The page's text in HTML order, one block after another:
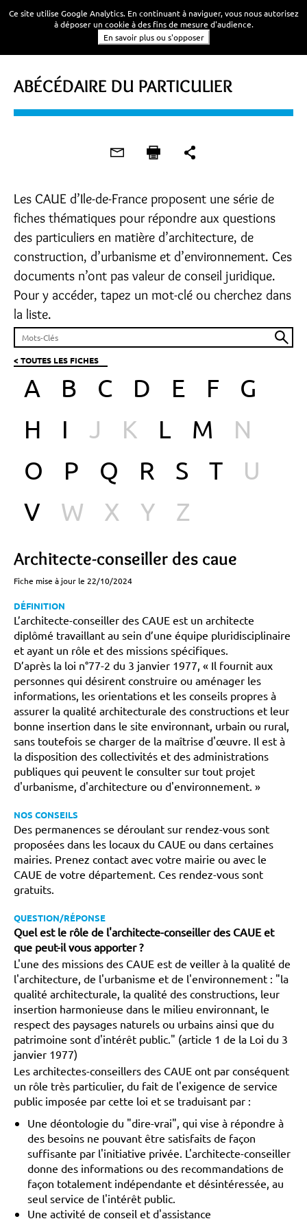
ABÉCÉDAIRE DU PARTICULIER
Les CAUE d’Ile-de-France proposent une série de
fiches thématiques pour répondre aux questions
des particuliers en matière d’architecture, de
construction, d’urbanisme et d’environnement. Ces
documents n’ont pas valeur de conseil juridique.
Pour y accéder, tapez un mot-clé ou cherchez dans
la liste.
< TOUTES LES FICHES
A B C D E F
G
H
I J K L M
N
O
P Q R S T
U
V
W X Y Z
Architecte-conseiller des caue
Fiche mise à jour le 22/10/2024
DÉFINITION
L’architecte-conseiller des CAUE est un architecte
diplômé travaillant au sein d’une équipe pluridisciplinaire
et ayant un rôle et des missions spécifiques.
D’après la loi n°77-2 du 3 janvier 1977, « Il fournit aux
personnes qui désirent construire ou aménager les
informations, les orientations et les conseils propres à
assurer la qualité architecturale des constructions et leur
bonne insertion dans le site environnant, urbain ou rural,
sans toutefois se charger de la maîtrise d'œuvre. Il est à
la disposition des collectivités et des administrations
publiques qui peuvent le consulter sur tout projet
d'urbanisme, d'architecture ou d'environnement. »
NOS CONSEILS
Des permanences se déroulant sur rendez-vous sont
proposées dans les locaux du CAUE ou dans certaines
mairies. Prenez contact avec votre mairie ou avec le
CAUE de votre département. Ces rendez-vous sont
gratuits.
QUESTION/RÉPONSE
Quel est le rôle de l'architecte-conseiller des CAUE et
que peut-il vous apporter ?
L'une des missions des CAUE est de veiller à la qualité de
l'architecture, de l'urbanisme et de l'environnement : "la
qualité architecturale, la qualité des constructions, leur
insertion harmonieuse dans le milieu environnant, le
respect des paysages naturels ou urbains ainsi que du
patrimoine sont d'intérêt public." (article 1 de la Loi du 3
janvier 1977)
Les architectes-conseillers des CAUE ont par conséquent
un rôle très particulier, du fait de l'exigence de service
public imposée par cette loi et se traduisant par :
Une déontologie du "dire-vrai", qui vise à répondre à
des besoins ne pouvant être satisfaits de façon
suffisante par l'initiative privée. L'architecte-conseiller
donne des informations ou des recommandations de
façon totalement indépendante et désintéressée, au
seul service de l'intérêt public.
Une activité de conseil et d'assistance
Ce site utilise Google Analytics. En continuant à naviguer, vous nous autorisez
à déposer un cookie à des fins de mesure d'audience.
En savoir plus ou s'opposer